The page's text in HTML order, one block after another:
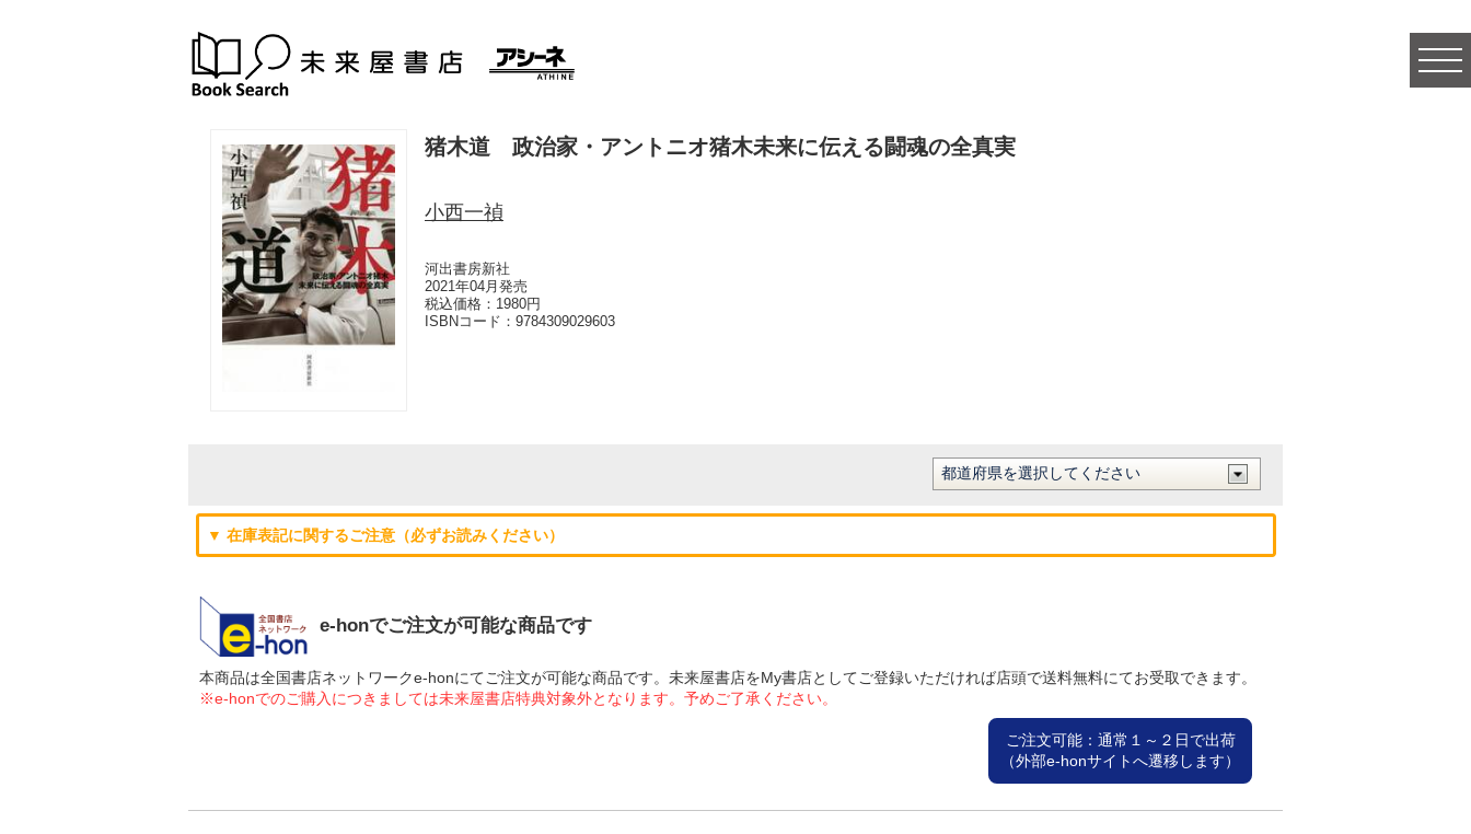
猪木道 政治家・アントニオ猪木未来に伝える闘魂の全真実
小西一禎
河出書房新社
2021年04月発売
税込価格：1980円
ISBNコード： 9784309029603
▼ 在庫表記に関するご注意（必ずお読みください）
e-honでご注文が可能な商品です
本商品は全国書店ネットワークe-honにてご注文が可能な商品です。未来屋書店をMy書店としてご登録いただければ店頭で送料無料にてお受取できます。
※e-honでのご購入につきましては未来屋書店特典対象外となります。予めご了承ください。
ご注文可能：通常１～２日で出荷
（外部e-honサイトへ遷移します）